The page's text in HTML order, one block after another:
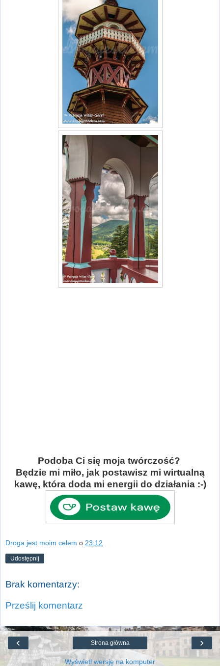
Podoba Ci się moja twórczość?
Będzie mi miło, jak postawisz mi wirtualną
kawę, która doda mi energii do działania :-)
Droga jest moim celem o 23:12
Udostępnij
Brak komentarzy:
Prześlij komentarz
‹ ›
Strona główna
Wyświetl wersję na komputer